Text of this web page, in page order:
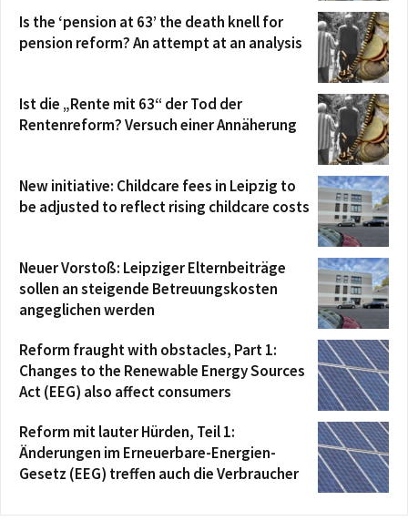
Is the ‘pension at 63’ the death knell for
pension reform? An attempt at an analysis
Ist die „Rente mit 63“ der Tod der
Rentenreform? Versuch einer Annäherung
New initiative: Childcare fees in Leipzig to
be adjusted to reflect rising childcare costs
Neuer Vorstoß: Leipziger Elternbeiträge
sollen an steigende Betreuungskosten
angeglichen werden
Reform fraught with obstacles, Part 1:
Changes to the Renewable Energy Sources
Act (EEG) also affect consumers
Reform mit lauter Hürden, Teil 1:
Änderungen im Erneuerbare-Energien-
Gesetz (EEG) treffen auch die Verbraucher